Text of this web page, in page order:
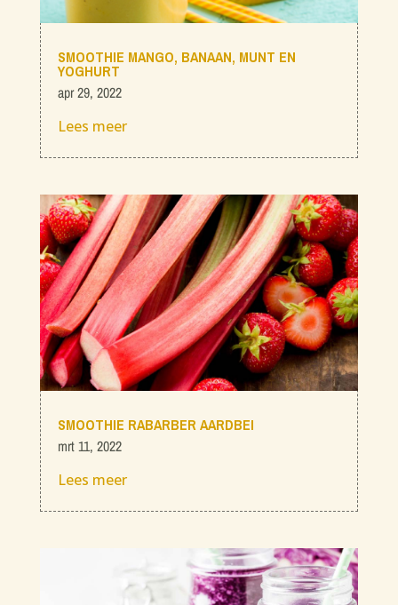
SMOOTHIE MANGO, BANAAN, MUNT EN
YOGHURT
apr 29, 2022
Lees meer
SMOOTHIE RABARBER AARDBEI
mrt 11, 2022
Lees meer